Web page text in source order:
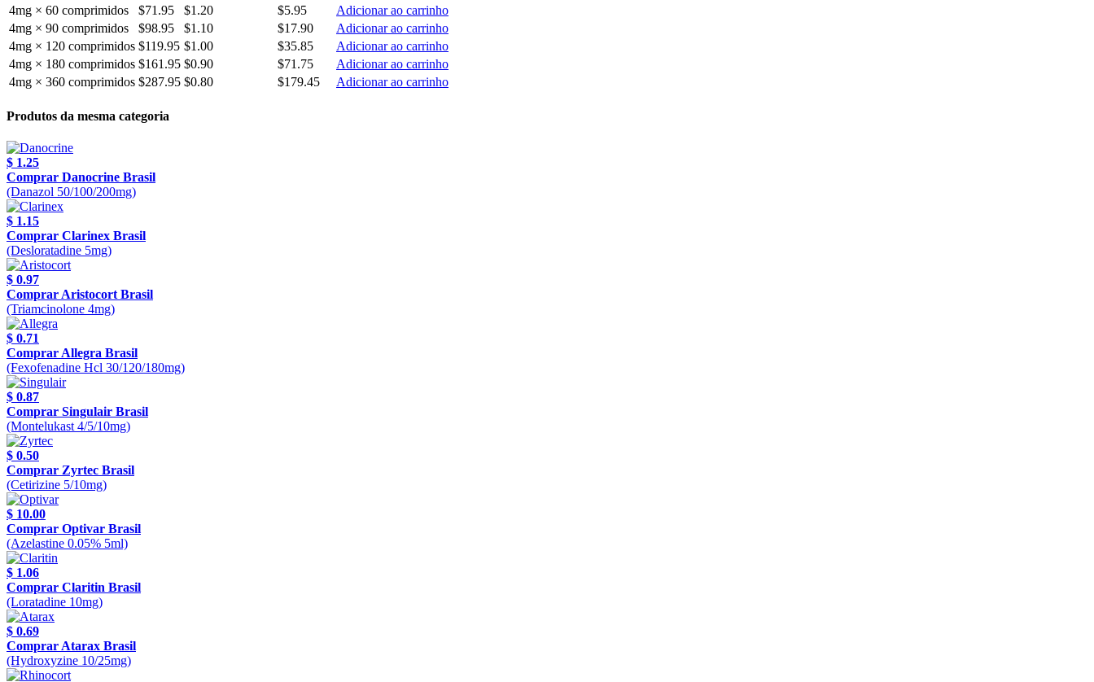
4mg × 60 comprimidos
$71.95 $1.20 $5.95
Adicionar ao carrinho
4mg × 90 comprimidos
$98.95 $1.10 $17.90
Adicionar ao carrinho
4mg × 120 comprimidos $119.95 $1.00 $35.85
Adicionar ao carrinho
4mg × 180 comprimidos $161.95 $0.90 $71.75
Adicionar ao carrinho
4mg × 360 comprimidos $287.95 $0.80 $179.45 Adicionar ao carrinho
Produtos da mesma categoria
$ 1.25
Comprar Danocrine Brasil
(Danazol 50/100/200mg)
$ 1.15
Comprar Clarinex Brasil
(Desloratadine 5mg)
$ 0.97
Comprar Aristocort Brasil
(Triamcinolone 4mg)
$ 0.71
Comprar Allegra Brasil
(Fexofenadine Hcl 30/120/180mg)
$ 0.87
Comprar Singulair Brasil
(Montelukast 4/5/10mg)
$ 0.50
Comprar Zyrtec Brasil
(Cetirizine 5/10mg)
$ 10.00
Comprar Optivar Brasil
(Azelastine 0.05% 5ml)
$ 1.06
Comprar Claritin Brasil
(Loratadine 10mg)
$ 0.69
Comprar Atarax Brasil
(Hydroxyzine 10/25mg)